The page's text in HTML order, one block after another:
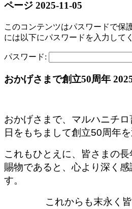
ページ 2025-11-05
このコンテンツはパスワードで保
には以下にパスワードを入力して
パスワード:
おかげさまで創立50周年
おかげさまで、マルハニチ
日をもちまして創立50周年を
これもひとえに、皆さまの
賜物であると、心より深く感
す。
これからも末永く皆さ